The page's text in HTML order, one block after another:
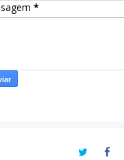
*